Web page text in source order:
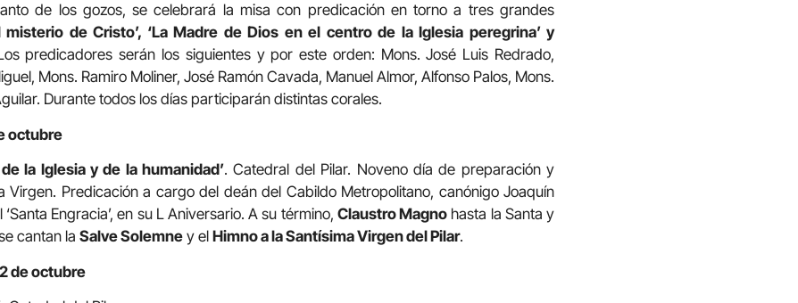
de los gozos, se celebrará la misa con predicación en torno a tres grandes
misterio de Cristo’, ‘La Madre de Dios en el centro de la Iglesia peregrina’ y
predicadores serán los siguientes y por este orden: Mons. José Luis Redrado,
Mons. Ramiro Moliner, José Ramón Cavada, Manuel Almor, Alfonso Palos, Mons.
Durante todos los días participarán distintas corales.
octubre
la Iglesia y de la humanidad’. Catedral del Pilar. Noveno día de preparación y
Virgen. Predicación a cargo del deán del Cabildo Metropolitano, canónigo Joaquín
Engracia’, en su L Aniversario. A su término, Claustro Magno hasta la Santa y
cantan la Salve Solemne y el Himno a la Santísima Virgen del Pilar.
de octubre